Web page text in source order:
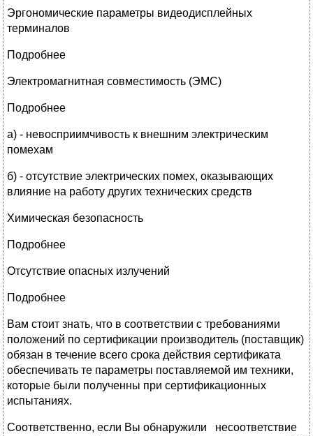
Эргономические параметры видеодисплейных
терминалов
Подробнее
Электромагнитная совместимость (ЭМС)
Подробнее
а) - невосприимчивость к внешним электрическим
помехам
б) - отсутствие электрических помех, оказывающих
влияние на работу других технических средств
Химическая безопасность
Подробнее
Отсутствие опасных излучений
Подробнее
Вам стоит знать, что в соответствии с требованиями
положений по сертификации производитель (поставщик)
обязан в течение всего срока действия сертификата
обеспечивать те параметры поставляемой им техники,
которые были полученны при сертификационных
испытаниях.
Соответственно, если Вы обнаружили несоответствие